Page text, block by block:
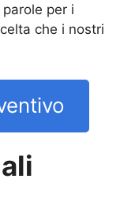
parole per i
che i nostri